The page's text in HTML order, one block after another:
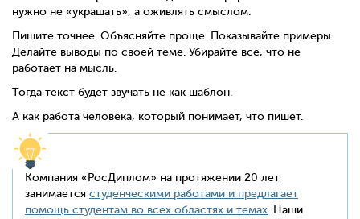
нужно не «украшать», а оживлять смыслом.
Пишите точнее. Объясняйте проще. Показывайте примеры.
Делайте выводы по своей теме. Убирайте всё, что не
работает на мысль.
Тогда текст будет звучать не как шаблон.
А как работа человека, который понимает, что пишет.
Компания «РосДиплом» на протяжении 20 лет
занимается студенческими работами и предлагает
помощь студентам во всех областях и темах. Наши